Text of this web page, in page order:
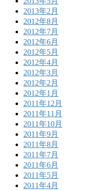
2013年2月
2012年8月
2012年7月
2012年6月
2012年5月
2012年4月
2012年3月
2012年2月
2012年1月
2011年12月
2011年11月
2011年10月
2011年9月
2011年8月
2011年7月
2011年6月
2011年5月
2011年4月